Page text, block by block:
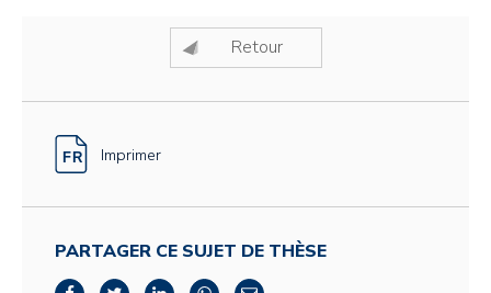
Retour
Imprimer
PARTAGER CE SUJET DE THÈSE